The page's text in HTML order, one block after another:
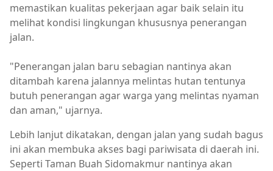
memastikan kualitas pekerjaan agar baik selain itu
melihat kondisi lingkungan khususnya penerangan
jalan.
"Penerangan jalan baru sebagian nantinya akan
ditambah karena jalannya melintas hutan tentunya
butuh penerangan agar warga yang melintas nyaman
dan aman," ujarnya.
Lebih lanjut dikatakan, dengan jalan yang sudah bagus
ini akan membuka akses bagi pariwisata di daerah ini.
Seperti Taman Buah Sidomakmur nantinya akan